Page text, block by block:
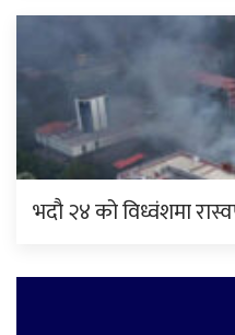
भदौ २४ को विध्वंशमा